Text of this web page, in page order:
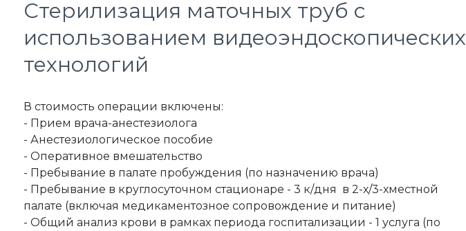
Стерилизация маточных труб с
использованием видеоэндоскопических
технологий
В стоимость операции включены:
- Прием врача-анестезиолога
- Анестезиологическое пособие
- Оперативное вмешательство
- Пребывание в палате пробуждения (по назначению врача)
- Пребывание в круглосуточном стационаре - 3 к/дня в 2-х/3-хместной
палате (включая медикаментозное сопровождение и питание)
- Общий анализ крови в рамках периода госпитализации - 1 услуга (по